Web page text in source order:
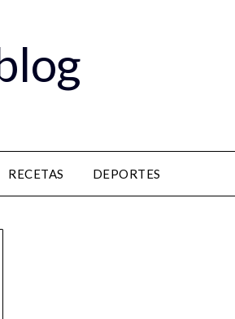
RECETAS DEPORTES